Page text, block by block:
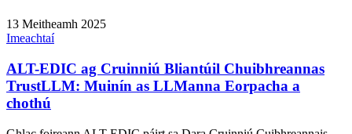
13 Meitheamh 2025
Imeachtaí
ALT-EDIC ag Cruinniú Bliantúil Chuibhreannas
TrustLLM: Muinín as LLManna Eorpacha a
chothú